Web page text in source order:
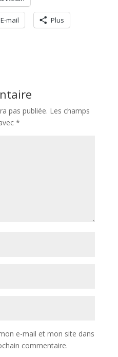
E-mail Plus
pas publiée. Les champs
*
e-mail et mon site dans
commentaire.